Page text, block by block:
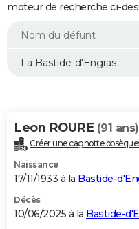
Mobiles
Meilleur smartphone
Internet
Ordinateurs
Jeux vidéo
Guide high-tech
+BRICOLAGE
Forum
Aménagement intérieur
Extérieur
Cuisine
Salle de bains
Jardinage
Rangement
WEEK-END
Guides de France
Escapades
Patrimoine
Expositions
Musées
Week-end nature
LIFESTYLE
Alimentation
Guide de la santé
Maladies
Médicaments
Sommeil
VOYAGE
Destinations
City break
Voyage nature
Voyage de noces
Forum
Climat
+PHOTO
GUIDES D'ACHAT
BONS PLANS
moteur de recherche ci-
Leon ROURE (91 ans)
Créer une cagnotte
Naissance
17/11/1933 à la Bastide-
Décès
10/06/2025 à la Bastide-